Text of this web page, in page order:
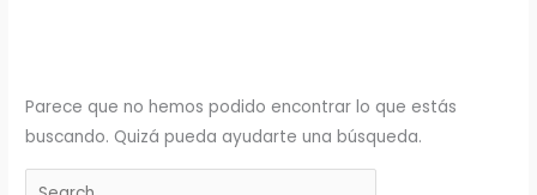
Parece que no hemos podido encontrar lo que estás
buscando. Quizá pueda ayudarte una búsqueda.
Buscar